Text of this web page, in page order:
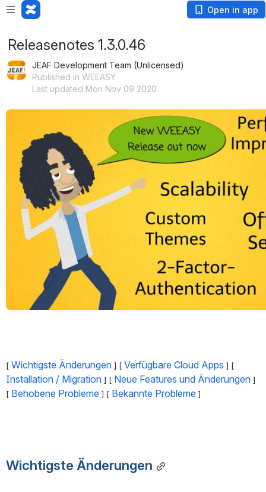
Open in app
Releasenotes 1.3.0.46
JEAF Development Team (Unlicensed)
Published in WEEASY
Last updated Mon Nov 09 2020
[ Wichtigste Änderungen ] [ Verfügbare Cloud Apps
Installation / Migration ] [ Neue Features und Änderungen ]
[ Behobene Probleme ] [ Bekannte Probleme ]
Wichtigste Änderungen